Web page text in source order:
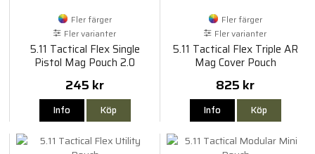
Fler färger
Fler varianter
5.11 Tactical Flex Single
Pistol Mag Pouch 2.0
245 kr
Info Köp
Fler färger
Fler varianter
5.11 Tactical Flex Triple AR
Mag Cover Pouch
825 kr
Info Köp